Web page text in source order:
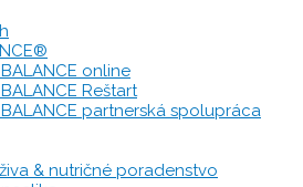
online
Reštart
BALANCE partnerská spolupráca
& nutričné poradenstvo